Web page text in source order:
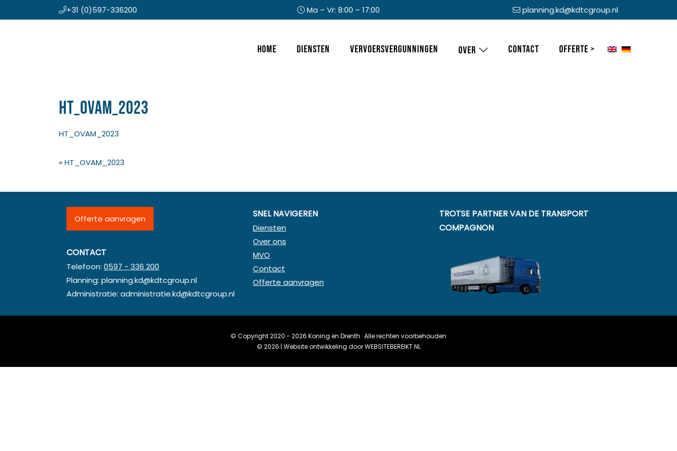
+31 (0)597-336200 Ma – Vr: 8:00 – 17:00
planning.kd@kdtcgroup.nl
Rechts
Home Diensten Vervoersvergunningen Over Contact Offerte >
HT_OVAM_2023
HT_OVAM_2023
« HT_OVAM_2023
Offerte aanvragen
CONTACT
Telefoon: 0597 - 336 200
Planning: planning.kd@kdtcgroup.nl
Administratie: administratie.kd@kdtcgroup.nl
SNEL NAVIGEREN
Diensten
Over ons
MVO
Contact
Offerte aanvragen
TROTSE PARTNER VAN DE TRANSPORT
COMPAGNON
© Copyright 2020 - 2026 Koning en Drenth · Alle rechten voorbehouden
© 2026 | Website ontwikkeling doorWEBSITEBEREIKT.NL